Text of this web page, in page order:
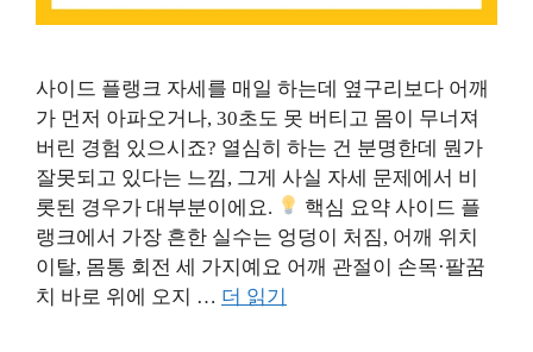
사이드 플랭크 자세를 매일 하는데 옆구리보다 어깨
가 먼저 아파오거나, 30초도 못 버티고 몸이 무너져
버린 경험 있으시죠? 열심히 하는 건 분명한데 뭔가
잘못되고 있다는 느낌, 그게 사실 자세 문제에서 비
롯된 경우가 대부분이에요.
핵심 요약 사이드 플
랭크에서 가장 흔한 실수는 엉덩이 처짐, 어깨 위치
이탈, 몸통 회전 세 가지예요 어깨 관절이 손목·팔꿈
치 바로 위에 오지 … 더 읽기